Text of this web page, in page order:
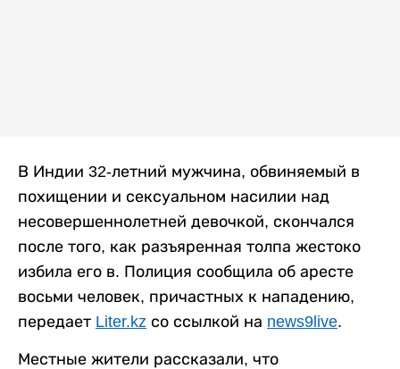
В Индии 32-летний мужчина, обвиняемый в
похищении и сексуальном насилии над
несовершеннолетней девочкой, скончался
после того, как разъяренная толпа жестоко
избила его в. Полиция сообщила об аресте
восьми человек, причастных к нападению,
передает Liter.kz со ссылкой на news9live.
Местные жители рассказали, что